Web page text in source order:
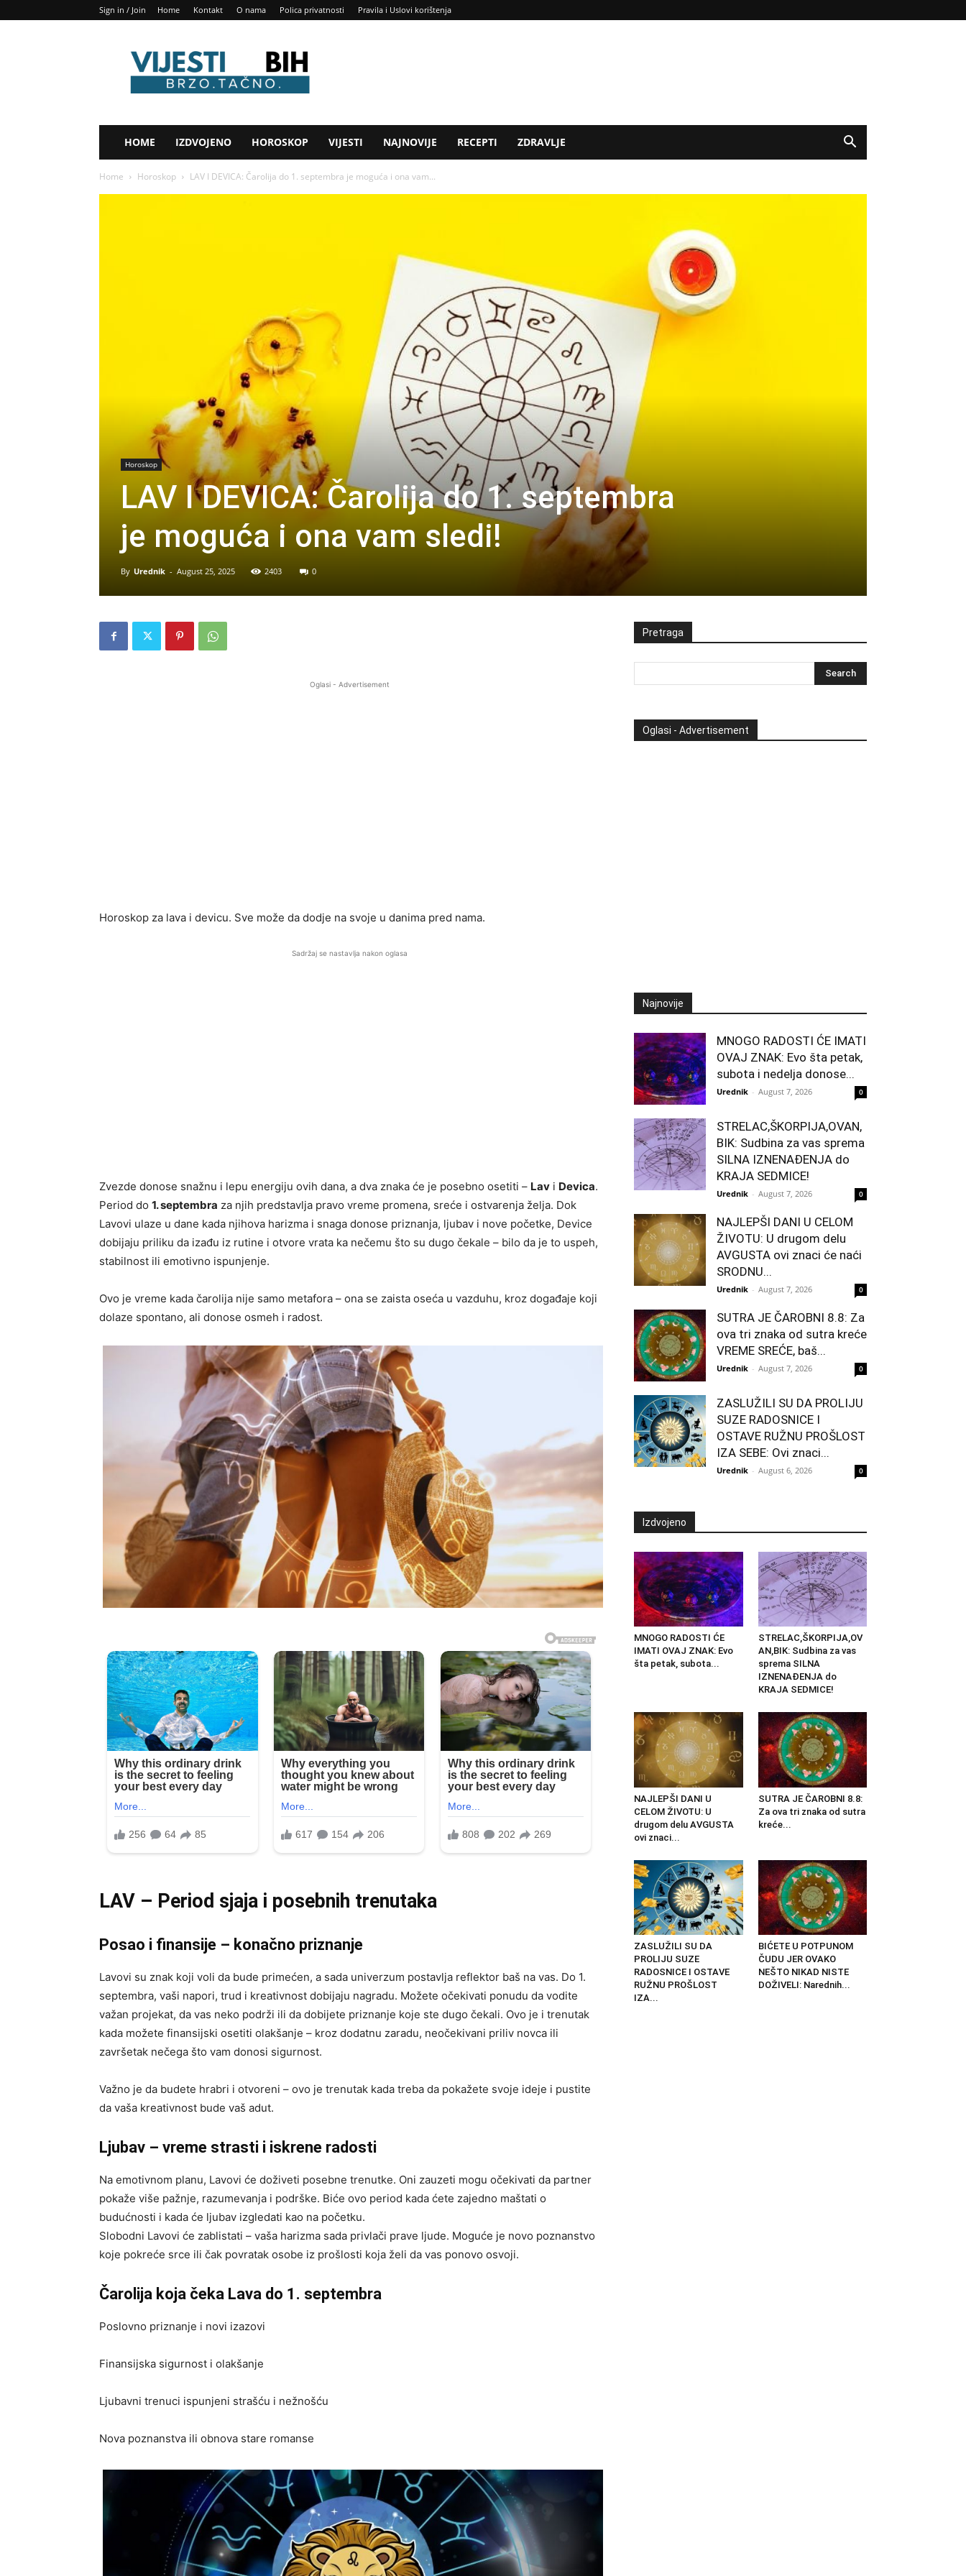
Sign in / Join Home Kontakt O nama Polica privatnosti Pravila i Uslovi korištenja
BIH
HOME IZDVOJENO HOROSKOP VIJESTI NAJNOVIJE RECEPTI ZDRAVLJE
Home Horoskop LAV I DEVICA: Čarolija do 1. septembra je moguća i ona vam...
Horoskop
LAV I DEVICA: Čarolija do 1. septembra
je moguća i ona vam sledi!
By Urednik - August 25, 2025 2403 0
Oglasi - Advertisement
Horoskop za lava i devicu. Sve može da dodje na svoje u danima pred nama.
Sadržaj se nastavlja nakon oglasa
Zvezde donose snažnu i lepu energiju ovih dana, a dva znaka će je posebno osetiti – Lav i Devica.
Period do 1. septembra za njih predstavlja pravo vreme promena, sreće i ostvarenja želja. Dok
Lavovi ulaze u dane kada njihova harizma i snaga donose priznanja, ljubav i nove početke, Device
dobijaju priliku da izađu iz rutine i otvore vrata ka nečemu što su dugo čekale – bilo da je to uspeh,
stabilnost ili emotivno ispunjenje.
Ovo je vreme kada čarolija nije samo metafora – ona se zaista oseća u vazduhu, kroz događaje koji
dolaze spontano, ali donose osmeh i radost.
LAV – Period sjaja i posebnih trenutaka
Posao i finansije – konačno priznanje
Lavovi su znak koji voli da bude primećen, a sada univerzum postavlja reflektor baš na vas. Do 1.
septembra, vaši napori, trud i kreativnost dobijaju nagradu. Možete očekivati ponudu da vodite
važan projekat, da vas neko podrži ili da dobijete priznanje koje ste dugo čekali. Ovo je i trenutak
kada možete finansijski osetiti olakšanje – kroz dodatnu zaradu, neočekivani priliv novca ili
završetak nečega što vam donosi sigurnost.
Važno je da budete hrabri i otvoreni – ovo je trenutak kada treba da pokažete svoje ideje i pustite
da vaša kreativnost bude vaš adut.
Ljubav – vreme strasti i iskrene radosti
Na emotivnom planu, Lavovi će doživeti posebne trenutke. Oni zauzeti mogu očekivati da partner
pokaže više pažnje, razumevanja i podrške. Biće ovo period kada ćete zajedno maštati o
budućnosti i kada će ljubav izgledati kao na početku.
Slobodni Lavovi će zablistati – vaša harizma sada privlači prave ljude. Moguće je novo poznanstvo
koje pokreće srce ili čak povratak osobe iz prošlosti koja želi da vas ponovo osvoji.
Čarolija koja čeka Lava do 1. septembra
Poslovno priznanje i novi izazovi
Finansijska sigurnost i olakšanje
Ljubavni trenuci ispunjeni strašću i nežnošću
Nova poznanstva ili obnova stare romanse
Pretraga
Oglasi - Advertisement
Najnovije
MNOGO RADOSTI ĆE IMATI
OVAJ ZNAK: Evo šta petak,
subota i nedelja donose...
Urednik - August 7, 2026 0
STRELAC,ŠKORPIJA,OVAN,
BIK: Sudbina za vas sprema
SILNA IZNENAĐENJA do
KRAJA SEDMICE!
Urednik - August 7, 2026 0
NAJLEPŠI DANI U CELOM
ŽIVOTU: U drugom delu
AVGUSTA ovi znaci će naći
SRODNU...
Urednik - August 7, 2026 0
SUTRA JE ČAROBNI 8.8: Za
ova tri znaka od sutra kreće
VREME SREĆE, baš...
Urednik - August 7, 2026 0
ZASLUŽILI SU DA PROLIJU
SUZE RADOSNICE I
OSTAVE RUŽNU PROŠLOST
IZA SEBE: Ovi znaci...
Urednik - August 6, 2026 0
Izdvojeno
MNOGO RADOSTI ĆE
IMATI OVAJ ZNAK: Evo
šta petak, subota...
STRELAC,ŠKORPIJA,OV
AN,BIK: Sudbina za vas
sprema SILNA
IZNENAĐENJA do
KRAJA SEDMICE!
NAJLEPŠI DANI U
CELOM ŽIVOTU: U
drugom delu AVGUSTA
ovi znaci...
SUTRA JE ČAROBNI 8.8:
Za ova tri znaka od sutra
kreće...
ZASLUŽILI SU DA
PROLIJU SUZE
RADOSNICE I OSTAVE
RUŽNU PROŠLOST
IZA...
BIĆETE U POTPUNOM
ČUDU JER OVAKO
NEŠTO NIKAD NISTE
DOŽIVELI: Narednih...